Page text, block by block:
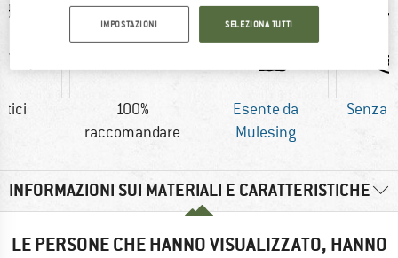
100%
raccomandare
Esente da
Mulesing
Senza
INFORMAZIONI SUI MATERIALI E CARATTERISTICHE
LE PERSONE CHE HANNO VISUALIZZATO, HANNO
IMPOSTAZIONI SELEZIONA TUTTI